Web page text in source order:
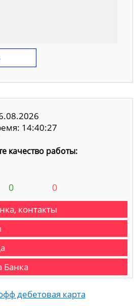
14:40:28
качество работы:
0 0
контакты
Банка